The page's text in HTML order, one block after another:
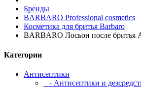
Бренды
BARBARO Professional cosmetics
Косметика для бритья Barbaro
BARBARO Лосьон после бритья
Категории
Антисептики
- Антисептики и